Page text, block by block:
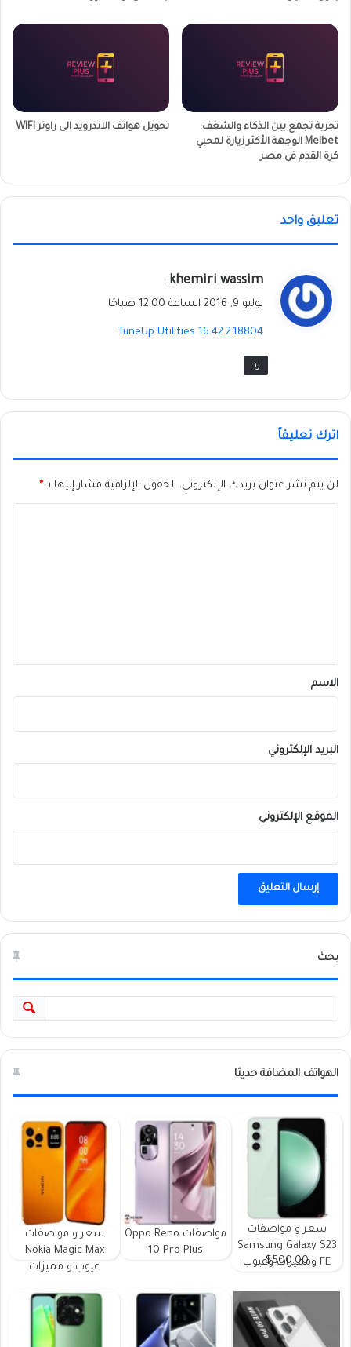
تجربة تجمع بين الذكاء والشغف:
Melbet الوجهة الأكثر زيارة لمحبي
كرة القدم في مصر
تحويل هواتف الاندرويد الى راوتر WIFI
تعليق واحد
ي
ق
khemiri wassim
:
يوليو 9, 2016 الساعة 12:00 صباحًا
TuneUp Utilities 16.42.2.18804
رد
اترك تعليقاً
لن يتم نشر عنوان بريدك الإلكتروني. الحقول الإلزامية مشار إليها بـ*
*
الاسم
البريد الإلكتروني
الموقع الإلكتروني
بحث
الهواتف المضافة حديثا
سعر و مواصفات
Samsung Galaxy S23
FE ومميزات وعيوب
$500.00
مواصفات Oppo Reno
10 Pro Plus
سعر و مواصفات
Nokia Magic Max
عيوب و مميزات